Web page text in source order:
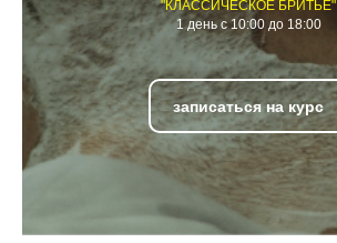
"КЛАССИЧЕСКОЕ БРИТЬЁ"
1 день с 10:00 до 18:00
записаться на курс